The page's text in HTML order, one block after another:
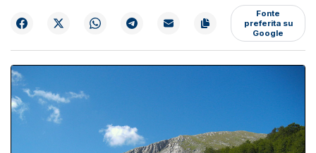
Fonte
preferita su
Google